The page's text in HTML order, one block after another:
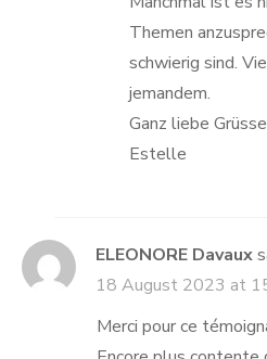
Themen
schwierig sind.
jemandem.
Ganz liebe
Estelle
ELEONORE Davaux
18 August 2023 at
Merci pour ce